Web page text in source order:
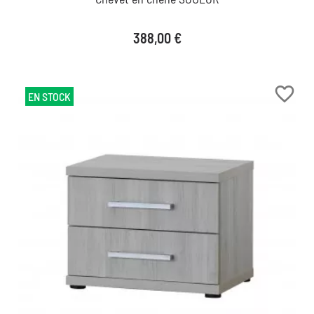
Prix
388,00 €
favorite_border
EN STOCK